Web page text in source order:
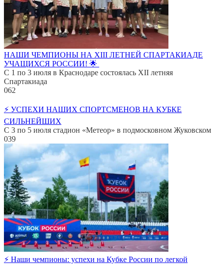
НАШИ ЧЕМПИОНЫ НА XIII ЛЕТНЕЙ СПАРТАКИАДЕ
УЧАЩИХСЯ РОССИИ! 🌟
С 1 по 3 июля в Краснодаре состоялась XII летняя
Спартакиада
062
⚡️ УСПЕХИ НАШИХ СПОРТСМЕНОВ НА КУБКЕ
СИЛЬНЕЙШИХ
С 3 по 5 июля стадион «Метеор» в подмосковном Жуковском
039
⚡️ Наши чемпионы: успехи на Кубке России по легкой